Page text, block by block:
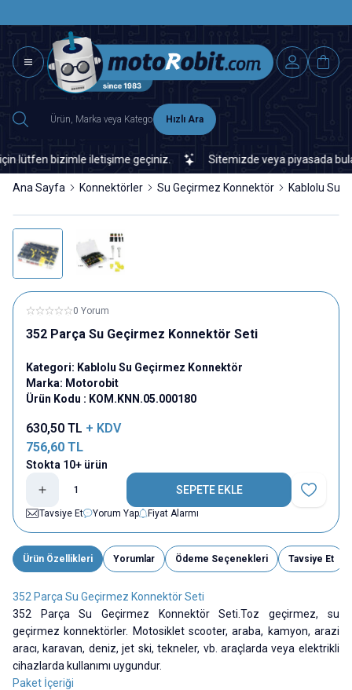
Hızlı Ara
bizimle iletişime geçiniz. Sitemizde veya piyasada
Ana Sayfa Konnektörler Su Geçirmez Konnektör Kablolu Su
0 Yorum
352 Parça Su Geçirmez Konnektör Seti
Kategori: Kablolu Su Geçirmez Konnektör
Marka: Motorobit
Ürün Kodu : KOM.KNN.05.000180
630,50 TL + KDV
756,60 TL
Stokta 10+ ürün
SEPETE EKLE
Favoriye
Tavsiye Et
Yorum Yap Fiyat Alarmı
Ürün Özellikleri Yorumlar Ödeme Seçenekleri Tavsiye Et
352 Parça Su Geçirmez Konnektör Seti
352 Parça Su Geçirmez Konnektör Seti.Toz geçirmez, su
geçirmez konnektörler. Motosiklet scooter, araba, kamyon, arazi
aracı, karavan, deniz, jet ski, tekneler, vb. araçlarda veya elektrikli
cihazlarda kullanımı uygundur.
Paket İçeriği